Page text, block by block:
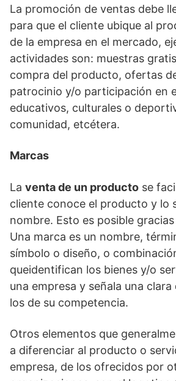
La promoción de ventas debe
para que el cliente ubique al
de la empresa en el mercado,
actividades son: muestras
compra del producto, ofertas
patrocinio y/o participación en
educativos, culturales o
comunidad, etcétera.
Marcas
La venta de un producto se
cliente conoce el producto y lo
nombre. Esto es posible
Una marca es un nombre,
símbolo o diseño, o
queidentifican los bienes y/o
una empresa y señala una
los de su competencia.
Otros elementos que
a diferenciar al producto o
empresa, de los ofrecidos por